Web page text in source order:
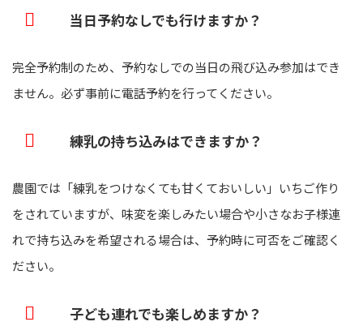
当日予約なしでも行けますか？
完全予約制のため、予約なしでの当日の飛び込み参加はでき
ません。必ず事前に電話予約を行ってください。
練乳の持ち込みはできますか？
農園では「練乳をつけなくても甘くておいしい」いちご作り
をされていますが、味変を楽しみたい場合や小さなお子様連
れで持ち込みを希望される場合は、予約時に可否をご確認く
ださい。
子ども連れでも楽しめますか？